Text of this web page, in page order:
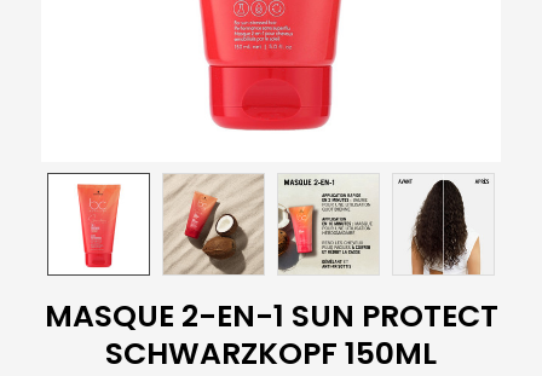
MASQUE 2-EN-1 SUN PROTECT
SCHWARZKOPF 150ML